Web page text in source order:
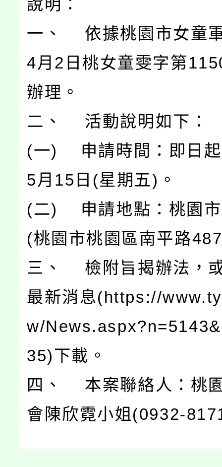
說明：
一、 依據桃園市女童
4月2日桃女童雯字第
辦理。
二、 活動說明如下：
(一) 申請時間：即日
5月15日(星期五)。
(二) 申請地點：桃園市
(桃園市桃園區南平路
三、 檢附旨揭辦法，
最新消息(https://
w/
35)下載。
四、 本案聯絡人：桃
會陳欣霓小姐(0932-